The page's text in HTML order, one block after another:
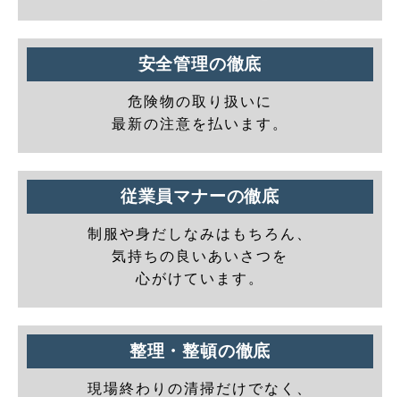
安全管理の徹底
危険物の取り扱いに
最新の注意を払います。
従業員マナーの徹底
制服や身だしなみはもちろん、
気持ちの良いあいさつを
心がけています。
整理・整頓の徹底
現場終わりの清掃だけでなく、